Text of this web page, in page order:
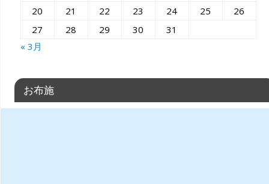
20
21 22 23 24 25
26
27
28 29 30
31
« 3月
お布施